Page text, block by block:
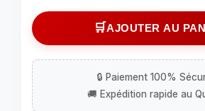
quantité
de
TA8229
AJOUTER AU